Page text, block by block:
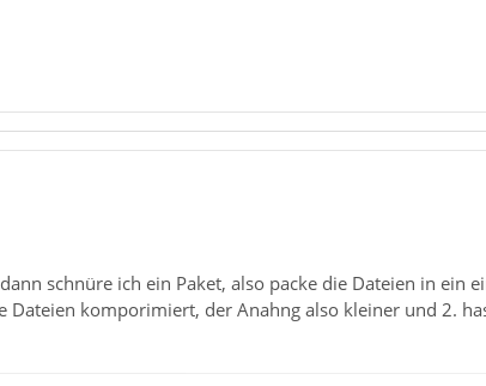
schnüre ich ein Paket, also packe die Dateien in ein
komporimiert, der Anahng also kleiner und 2.